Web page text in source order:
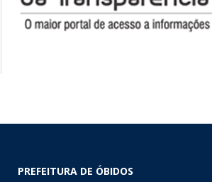
PREFEITURA DE ÓBIDOS